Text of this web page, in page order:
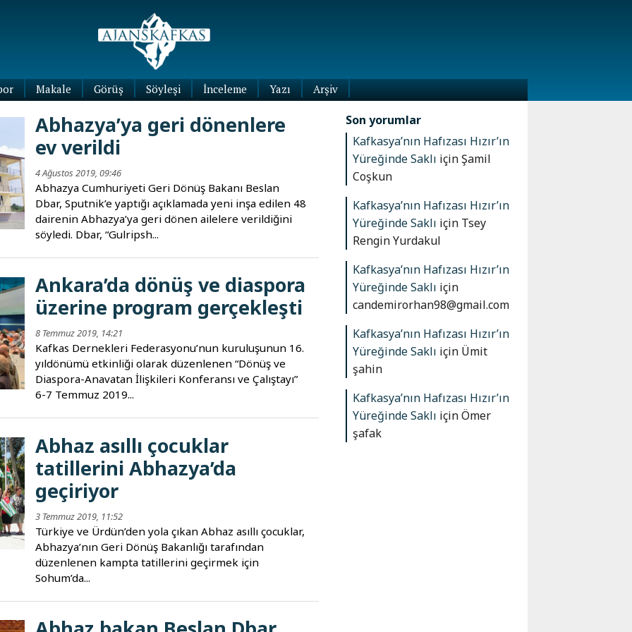
Makale Görüş Söyleşi İnceleme
Yazı
Yazıları
Arşiv
Abhazya’ya geri dönenlere
ev verildi
4 Ağustos 2019, 09:46
Abhazya Cumhuriyeti Geri Dönüş Bakanı Beslan
Dbar, Sputnik’e yaptığı açıklamada yeni inşa edilen 48
dairenin Abhazya’ya geri dönen ailelere verildiğini
söyledi. Dbar, “Gulripsh...
Ankara’da dönüş ve diaspora
üzerine program gerçekleşti
8 Temmuz 2019, 14:21
Kafkas Dernekleri Federasyonu’nun kuruluşunun 16.
yıldönümü etkinliği olarak düzenlenen “Dönüş ve
Diaspora-Anavatan İlişkileri Konferansı ve Çalıştayı”
6-7 Temmuz 2019...
Abhaz asıllı çocuklar
tatillerini Abhazya’da
geçiriyor
3 Temmuz 2019, 11:52
Türkiye ve Ürdün’den yola çıkan Abhaz asıllı çocuklar,
Abhazya’nın Geri Dönüş Bakanlığı tarafından
düzenlenen kampta tatillerini geçirmek için
Sohum’da...
Son yorumlar
Kafkasya’nın Hafızası Hızır’ın
Yüreğinde Saklı içinŞamil
Coşkun
Kafkasya’nın Hafızası Hızır’ın
Yüreğinde Saklı için Tsey
Rengin Yurdakul
Kafkasya’nın Hafızası Hızır’ın
Yüreğinde Saklı için
candemirorhan98@gmail.com
Kafkasya’nın Hafızası Hızır’ın
Yüreğinde Saklı için Ümit
şahin
Kafkasya’nın Hafızası Hızır’ın
Yüreğinde Saklı içinÖmer
şafak